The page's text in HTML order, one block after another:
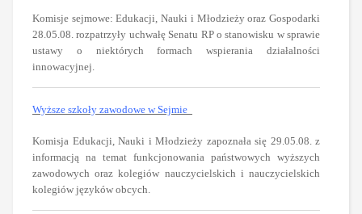
Komisje sejmowe: Edukacji, Nauki i Młodzieży oraz Gospodarki
28.05.08. rozpatrzyły uchwałę Senatu RP o stanowisku w sprawie
ustawy o niektórych formach wspierania działalności
innowacyjnej.
Wyższe szkoły zawodowe w Sejmie
Komisja Edukacji, Nauki i Młodzieży zapoznała się 29.05.08. z
informacją na temat funkcjonowania państwowych wyższych
zawodowych oraz kolegiów nauczycielskich i nauczycielskich
kolegiów języków obcych.